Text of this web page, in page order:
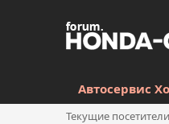
Автосервис
Текущие посетители